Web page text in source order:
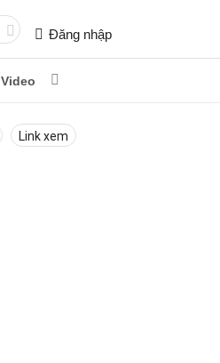
Đăng nhập
Video
Link xem